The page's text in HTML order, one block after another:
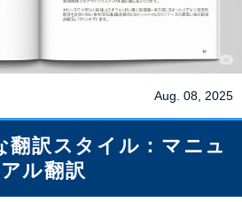
Aug. 08, 2025
翻訳スタイル：マニュ
アル翻訳